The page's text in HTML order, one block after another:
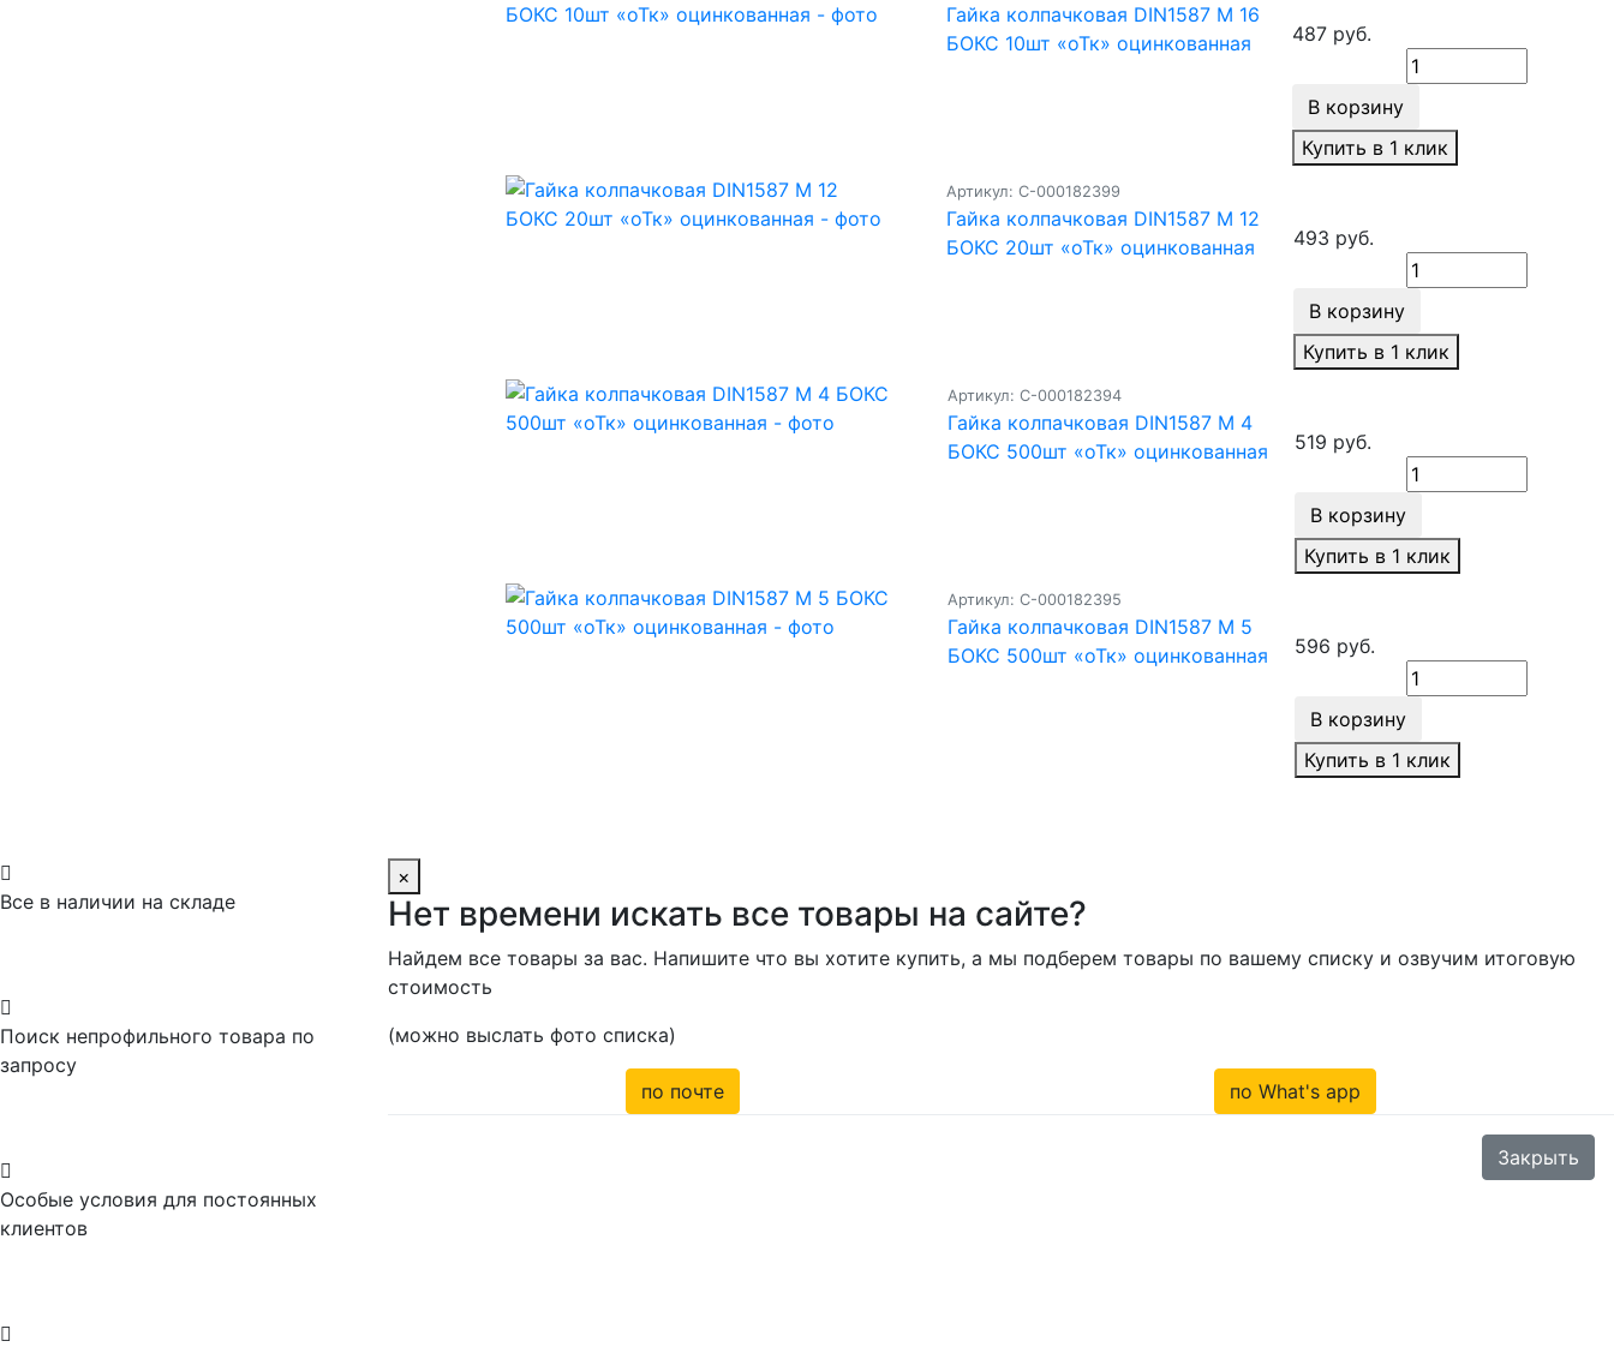
Гайка колпачковая DIN1587 М 16
БОКС 10шт «оТк» оцинкованная
487 руб.
В корзину
Купить в 1 клик
Артикул: С-000182399
Гайка колпачковая DIN1587 М 12
БОКС 20шт «оТк» оцинкованная
493 руб.
В корзину
Купить в 1 клик
Артикул: С-000182394
Гайка колпачковая DIN1587 М 4
БОКС 500шт «оТк» оцинкованная
519 руб.
В корзину
Купить в 1 клик
Артикул: С-000182395
Гайка колпачковая DIN1587 М 5
БОКС 500шт «оТк» оцинкованная
596 руб.
В корзину
Купить в 1 клик

Все в наличии на складе

Поиск непрофильного товара по
запросу

Особые условия для постоянных
клиентов

×
Нет времени искать все товары на сайте?
Найдем все товары за вас. Напишите что вы хотите купить, а мы подберем товары по вашему списку и озвучим итоговую
стоимость
(можно выслать фото списка)
по почте по What's app
Закрыть